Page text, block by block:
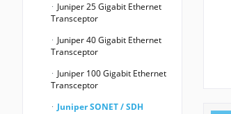
Juniper 25 Gigabit Ethernet
Transceptor
Juniper 40 Gigabit Ethernet
Transceptor
Juniper 100 Gigabit Ethernet
Transceptor
Juniper SONET / SDH